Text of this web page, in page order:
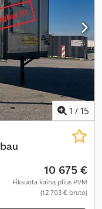
1 / 15
10 675 €
Fiksuota kaina plius PVM
(12 703 € bruto)